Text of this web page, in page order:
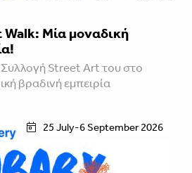
Μία μοναδική
Συλλογή Street Art του στο
βραδινή εμπειρία
25 July-6 September 2026